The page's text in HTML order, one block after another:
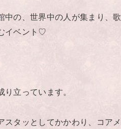
中の、世界中の人が集まり、歌
イベント♡
立っています。
スタッとしてかかわり、コアメ